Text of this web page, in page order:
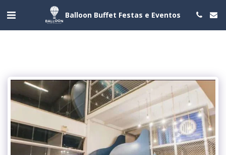
Balloon Buffet Festas e Eventos